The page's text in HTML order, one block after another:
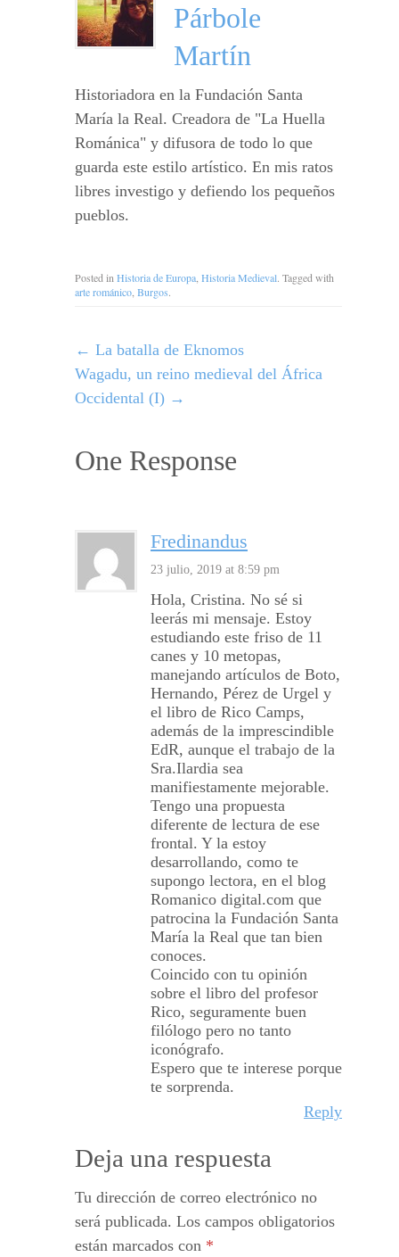
Párbole
Martín
Historiadora en la Fundación Santa
María la Real. Creadora de "La Huella
Románica" y difusora de todo lo que
guarda este estilo artístico. En mis ratos
libres investigo y defiendo los pequeños
pueblos.
Posted in Historia de Europa Historia Medieval. Tagged with
arte románico Burgos.
← La batalla de Eknomos
Wagadu, un reino medieval del África
Occidental (I) →
One Response
Fredinandus
23 julio, 2019 at 8:59 pm
Hola, Cristina. No sé si
leerás mi mensaje. Estoy
estudiando este friso de 11
canes y 10 metopas,
manejando artículos de Boto,
Hernando, Pérez de Urgel y
el libro de Rico Camps,
además de la imprescindible
EdR, aunque el trabajo de la
Sra.Ilardia sea
manifiestamente mejorable.
Tengo una propuesta
diferente de lectura de ese
frontal. Y la estoy
desarrollando, como te
supongo lectora, en el blog
Romanico digital.com que
patrocina la Fundación Santa
María la Real que tan bien
conoces.
Coincido con tu opinión
sobre el libro del profesor
Rico, seguramente buen
filólogo pero no tanto
iconógrafo.
Espero que te interese porque
te sorprenda.
Reply
Deja una respuesta
Tu dirección de correo electrónico no
será publicada. Los campos obligatorios
están marcados con *